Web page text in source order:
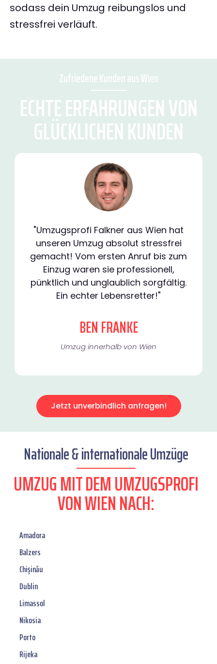
sodass dein Umzug reibungslos und
stressfrei verläuft.
Zufriedene Kunden aus Wien
ECHTE ERFAHRUNGEN VON
GLÜCKLICHEN KUNDEN
"Umzugsprofi Falkner aus Wien hat
unseren Umzug absolut stressfrei
gemacht! Vom ersten Anruf bis zum
Einzug waren sie professionell,
pünktlich und unglaublich sorgfältig.
Ein echter Lebensretter!"
BEN FRANKE
Umzug innerhalb von Wien​
Jetzt unverbindlich anfragen!
Nationale & internationale Umzüge
UMZUG MIT DEM UMZUGSPROFI
VON WIEN NACH:
Amadora
Balzers
Chișinău
Dublin
Limassol
Nikosia
Porto
Rijeka